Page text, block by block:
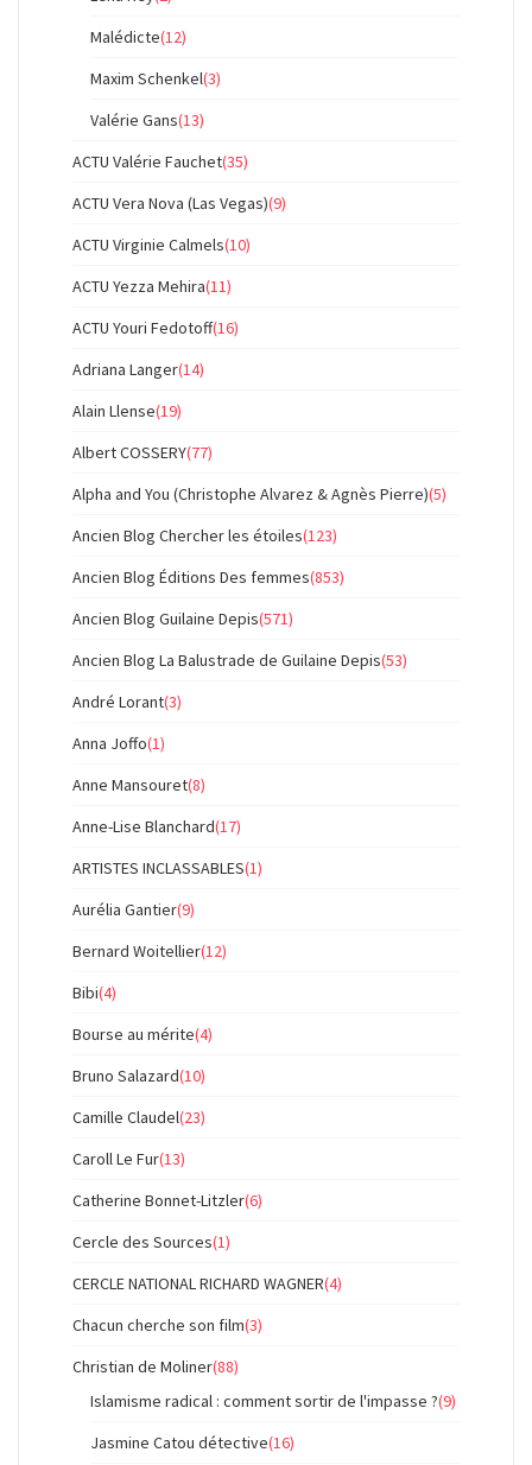
Malédicte(12)
Maxim Schenkel(3)
Valérie Gans(13)
ACTU Valérie Fauchet(35)
ACTU Vera Nova (Las Vegas)(9)
ACTU Virginie Calmels(10)
ACTU Yezza Mehira(11)
ACTU Youri Fedotoff(16)
Adriana Langer(14)
Alain Llense(19)
Albert COSSERY(77)
Alpha and You (Christophe Alvarez & Agnès Pierre)(5)
Ancien Blog Chercher les étoiles(123)
Ancien Blog Éditions Des femmes(853)
Ancien Blog Guilaine Depis(571)
Ancien Blog La Balustrade de Guilaine Depis(53)
André Lorant(3)
Anna Joffo(1)
Anne Mansouret(8)
Anne-Lise Blanchard(17)
ARTISTES INCLASSABLES(1)
Aurélia Gantier(9)
Bernard Woitellier(12)
Bibi(4)
Bourse au mérite(4)
Bruno Salazard(10)
Camille Claudel(23)
Caroll Le Fur(13)
Catherine Bonnet-Litzler(6)
Cercle des Sources(1)
CERCLE NATIONAL RICHARD WAGNER(4)
Chacun cherche son film(3)
Christian de Moliner(88)
Islamisme radical : comment sortir de l'impasse ?(9)
Jasmine Catou détective(16)